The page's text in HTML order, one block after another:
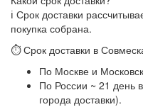
ℹ️ Срок доставки
покупка собрана.
⏱ Срок доставки в
По Москве и
По России ~ 21 день
города доставки).